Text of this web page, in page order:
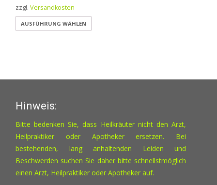
zzgl. Versandkosten
AUSFÜHRUNG WÄHLEN
der
werden
Hinweis:
Bitte bedenken Sie, dass Heilkräuter nicht den Arzt,
Heilpraktiker oder Apotheker ersetzen. Bei
bestehenden, lang anhaltenden Leiden und
Beschwerden suchen Sie daher bitte schnellstmöglich
einen Arzt, Heilpraktiker oder Apotheker auf.